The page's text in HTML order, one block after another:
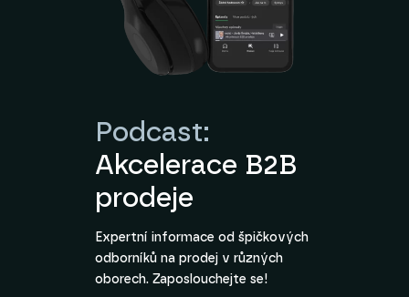
Podcast:
Akcelerace B2B
prodeje
Expertní informace od špičkových
odborníků na prodej v různých
oborech. Zaposlouchejte se!